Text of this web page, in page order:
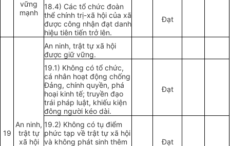
vững
mạnh
18.4) Các tổ chức đoàn
thể chính trị-xã hội của xã
được công nhận đạt danh
hiệu tiên tiến trở lên.
Đạt
19
An ninh,
trật tự
xã hội
An ninh, trật tự xã hội
được giữ vững.
19.1) Không có tổ chức,
cá nhân hoạt động chống
Đảng, chính quyền, phá
hoại kinh tế; truyền đạo
trái pháp luật, khiếu kiện
đông người kéo dài.
Đạt
19.2) Không có tụ điểm
phức tạp về trật tự xã hội
và không phát sinh thêm
Đạt